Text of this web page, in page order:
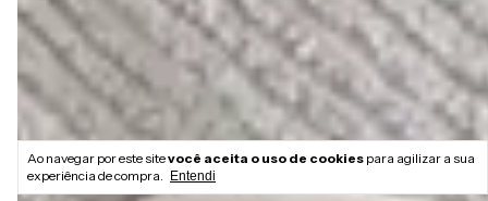
Ao navegar por este sitevocê aceita o uso de cookies para agilizar a sua
experiência de compra.
Entendi